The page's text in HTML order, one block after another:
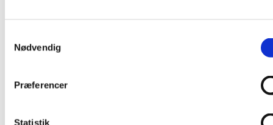
Nødvendig
Præferencer
Statistik